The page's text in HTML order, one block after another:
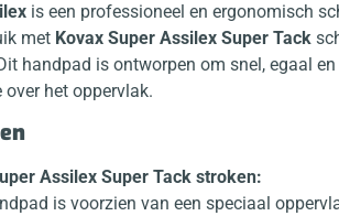
is een professioneel en ergonomisch
met Kovax Super Assilex Super Tack
handpad is ontworpen om snel, egaal
het oppervlak.
Assilex Super Tack stroken:
is voorzien van een speciaal